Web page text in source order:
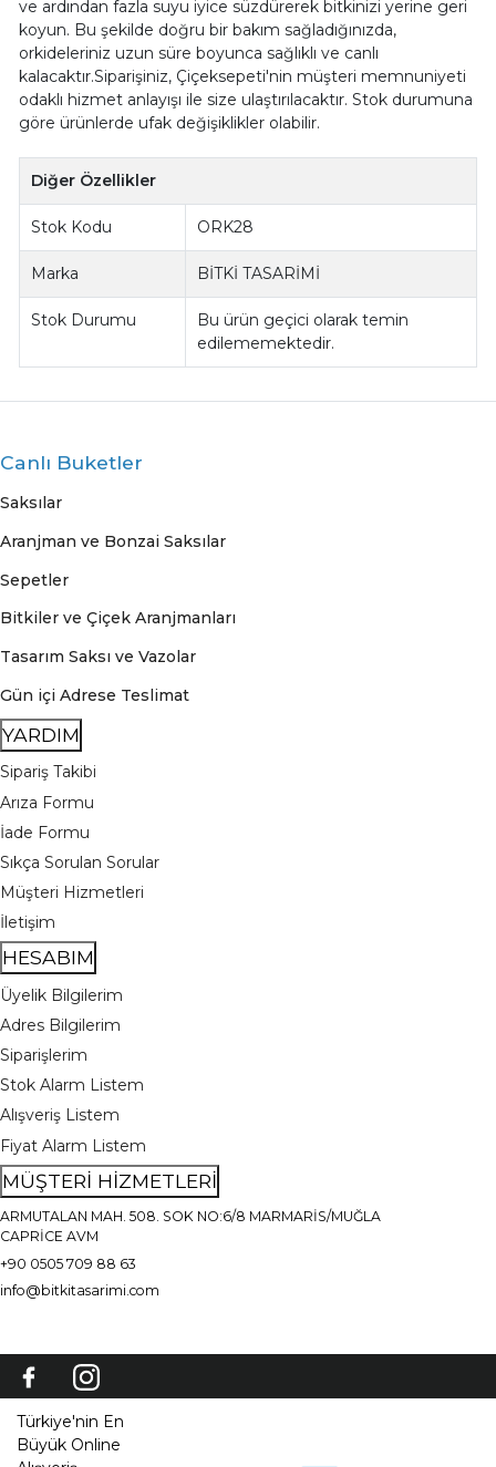
ve ardından fazla suyu iyice süzdürerek bitkinizi yerine geri
koyun. Bu şekilde doğru bir bakım sağladığınızda,
orkideleriniz uzun süre boyunca sağlıklı ve canlı
kalacaktır.Siparişiniz, Çiçeksepeti'nin müşteri memnuniyeti
odaklı hizmet anlayışı ile size ulaştırılacaktır. Stok durumuna
göre ürünlerde ufak değişiklikler olabilir.
Diğer Özellikler
Stok Kodu ORK28
Marka BİTKİ TASARİMİ
Stok Durumu
Bu ürün geçici olarak temin
edilememektedir.
Canlı Buketler
Saksılar
Aranjman ve Bonzai Saksılar
Sepetler
Bitkiler ve Çiçek Aranjmanları
Tasarım Saksı ve Vazolar
Gün içi Adrese Teslimat
YARDIM
Sipariş Takibi
Arıza Formu
İade Formu
Sıkça Sorulan Sorular
Müşteri Hizmetleri
İletişim
HESABIM
Üyelik Bilgilerim
Adres Bilgilerim
Siparişlerim
Stok Alarm Listem
Alışveriş Listem
Fiyat Alarm Listem
MÜŞTERİ HİZMETLERİ
ARMUTALAN MAH. 508. SOK NO:6/8 MARMARİS/MUĞLA
CAPRİCE AVM
+90 0505 709 88 63
info@bitkitasarimi.com
Türkiye'nin En
Büyük Online